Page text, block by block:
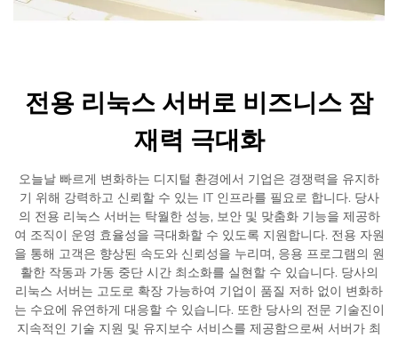
전용 리눅스 서버로 비즈니스 잠
재력 극대화
오늘날 빠르게 변화하는 디지털 환경에서 기업은 경쟁력을 유지하
기 위해 강력하고 신뢰할 수 있는 IT 인프라를 필요로 합니다. 당사
의 전용 리눅스 서버는 탁월한 성능, 보안 및 맞춤화 기능을 제공하
여 조직이 운영 효율성을 극대화할 수 있도록 지원합니다. 전용 자원
을 통해 고객은 향상된 속도와 신뢰성을 누리며, 응용 프로그램의 원
활한 작동과 가동 중단 시간 최소화를 실현할 수 있습니다. 당사의
리눅스 서버는 고도로 확장 가능하여 기업이 품질 저하 없이 변화하
는 수요에 유연하게 대응할 수 있습니다. 또한 당사의 전문 기술진이
지속적인 기술 지원 및 유지보수 서비스를 제공함으로써 서버가 최